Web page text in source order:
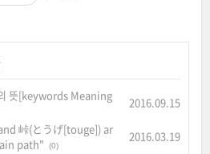
뜻[keywords Meaning
2016.09.15
峠(とうげ[touge]) ar
path"
(0)
2016.03.19